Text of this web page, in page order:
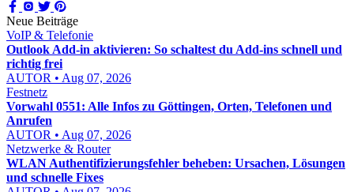
Neue Beiträge
VoIP & Telefonie
Outlook Add-in aktivieren: So schaltest du Add-ins schnell und
richtig frei
AUTOR • Aug 07, 2026
Festnetz
Vorwahl 0551: Alle Infos zu Göttingen, Orten, Telefonen und
Anrufen
AUTOR • Aug 07, 2026
Netzwerke & Router
WLAN Authentifizierungsfehler beheben: Ursachen, Lösungen
und schnelle Fixes